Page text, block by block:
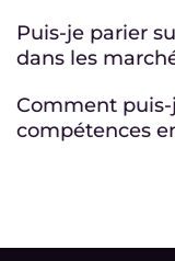
Puis-je parier
dans les
Comment
compétences